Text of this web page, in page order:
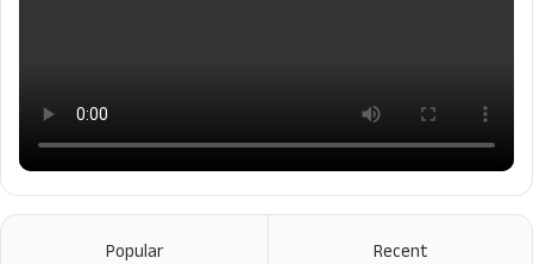
Popular Recent